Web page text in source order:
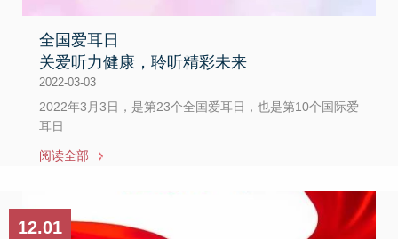
全国爱耳日
关爱听力健康，聆听精彩未来
2022-03-03
2022年3月3日，是第23个全国爱耳日，也是第10个国际爱
耳日
阅读全部
12.01